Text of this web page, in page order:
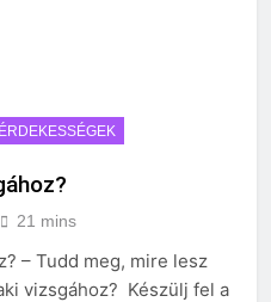
ÉRDEKESSÉGEK
21 mins
– Tudd meg, mire lesz
vizsgához? Készülj fel a